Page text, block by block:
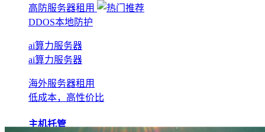
高防服务器租用
DDOS本地防护
ai算力服务器
ai算力服务器
海外服务器租用
低成本，高性价比
主机托管